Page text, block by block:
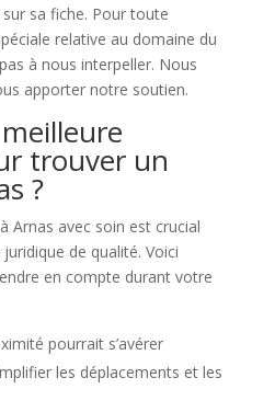
sa fiche. Pour toute
relative au domaine du
à nous interpeller. Nous
apporter notre soutien.
trouver un
?
Arnas avec soin est crucial
de qualité. Voici
en compte durant votre
pourrait s’avérer
les déplacements et les